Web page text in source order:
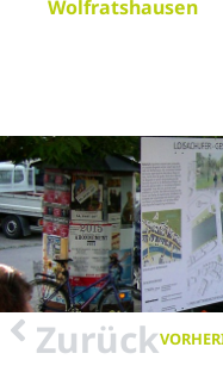
Zurück